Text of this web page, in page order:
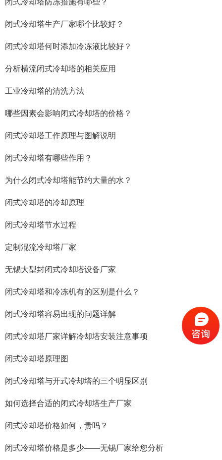
闭式冷却塔防冻措施有哪些？
闭式冷却塔生产厂家哪个比较好？
闭式冷却塔何时添加冷冻液比较好？
分析横流闭式冷却塔的相关应用
工业冷却塔的清洗方法
哪些因素会影响闭式冷却塔的价格？
闭式冷却塔工作原理与图解说明
闭式冷却塔有哪些作用？
为什么闭式冷却塔能节约大量的水？
闭式冷却塔的冷却原理
闭式冷却塔节水过程
定制混流冷却塔厂家
无锡大型封闭式冷却塔设备厂家
闭式冷却塔和冷冻机有的区别是什么？
闭式冷却塔容易出现的问题详解
闭式冷却塔厂家详解冷却塔安装注意事项
闭式冷却塔原理图
闭式冷却塔与开式冷却塔的三个明显区别
如何选择合适的闭式冷却塔生产厂家
闭式冷却塔价格如何，贵吗？
闭式冷却塔价格是多少——无锡厂家给您分析